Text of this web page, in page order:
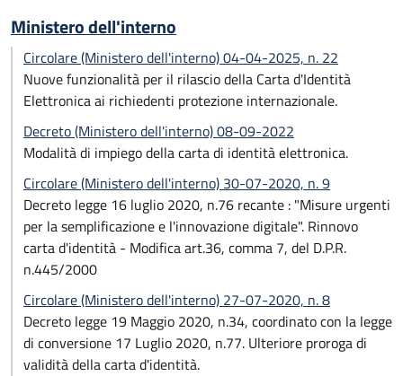
Ministero dell'interno
Circolare (Ministero dell'interno) 04-04-2025, n. 22
Nuove funzionalità per il rilascio della Carta d'Identità
Elettronica ai richiedenti protezione internazionale.
Decreto (Ministero dell'interno) 08-09-2022
Modalità di impiego della carta di identità elettronica.
Circolare (Ministero dell'interno) 30-07-2020, n. 9
Decreto legge 16 luglio 2020, n.76 recante : "Misure urgenti
per la semplificazione e l'innovazione digitale". Rinnovo
carta d'identità - Modifica art.36, comma 7, del D.P.R.
n.445/2000
Circolare (Ministero dell'interno) 27-07-2020, n. 8
Decreto legge 19 Maggio 2020, n.34, coordinato con la legge
di conversione 17 Luglio 2020, n.77. Ulteriore proroga di
validità della carta d'identità.